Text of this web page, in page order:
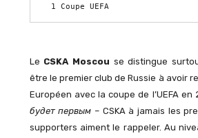
1 Coupe UEFA
Le CSKA Moscou se distingue
être le premier club de Russie à avoir
Européen avec la coupe de l’UEFA en
будет первым – CSKA à jamais les
supporters aiment le rappeler. Au